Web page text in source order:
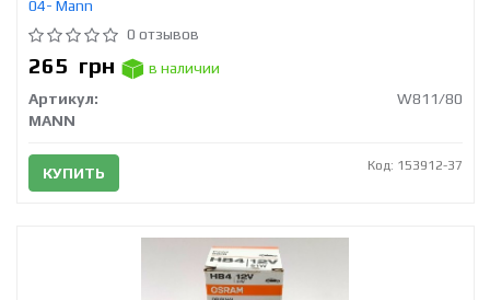
04- Mann
0 отзывов
265 грн
в наличии
Артикул:
W811/80
MANN
КУПИТЬ Код: 153912-37